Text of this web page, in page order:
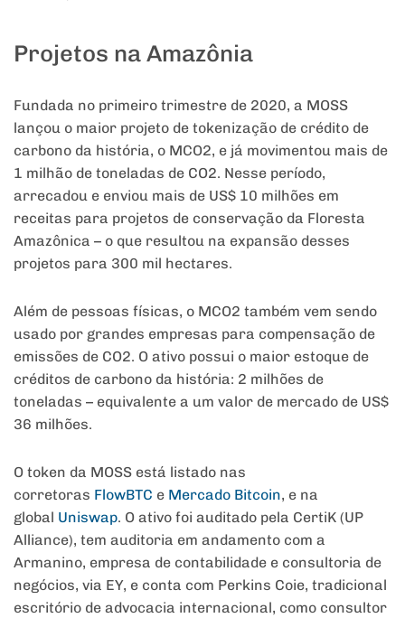
Projetos na Amazônia
Fundada no primeiro trimestre de 2020, a MOSS
lançou o maior projeto de tokenização de crédito de
carbono da história, o MCO2, e já movimentou mais de
1 milhão de toneladas de CO2. Nesse período,
arrecadou e enviou mais de US$ 10 milhões em
receitas para projetos de conservação da Floresta
Amazônica – o que resultou na expansão desses
projetos para 300 mil hectares.
Além de pessoas físicas, o MCO2 também vem sendo
usado por grandes empresas para compensação de
emissões de CO2. O ativo possui o maior estoque de
créditos de carbono da história: 2 milhões de
toneladas – equivalente a um valor de mercado de US$
36 milhões.
O token da MOSS está listado nas
corretoras FlowBTC e Mercado Bitcoin, e na
global Uniswap. O ativo foi auditado pela CertiK (UP
Alliance), tem auditoria em andamento com a
Armanino, empresa de contabilidade e consultoria de
negócios, via EY, e conta com Perkins Coie, tradicional
escritório de advocacia internacional, como consultor